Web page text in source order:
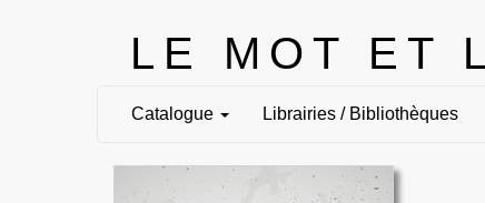
LE MOT ET
Catalogue Librairies / Bibliothèques